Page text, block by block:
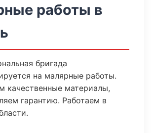
работы в
бригада
на малярные работы.
качественные материалы,
гарантию. Работаем в